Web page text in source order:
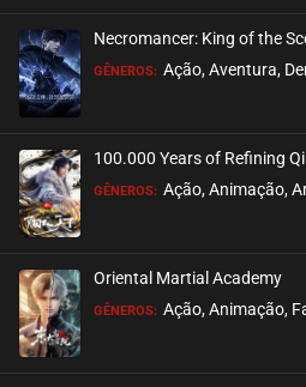
EPISÓDIO 22
setembro 28, 2020
EPISÓDIO 21
setembro 28, 2020
EPISÓDIO 20
setembro 28, 2020
Necromancer: King of the
GÊNEROS: Ação, Aventura,
100.000 Years of Refining Qi
GÊNEROS: Ação, Animação,
Oriental Martial Academy
GÊNEROS: Ação, Animação,